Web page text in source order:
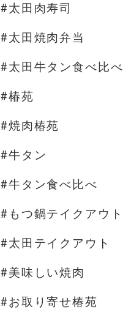
#太田肉寿司
#太田焼肉弁当
#太田牛タン食べ比べ
#椿苑
#焼肉椿苑
#牛タン
#牛タン食べ比べ
#もつ鍋テイクアウト
#太田テイクアウト
#美味しい焼肉
#お取り寄せ椿苑